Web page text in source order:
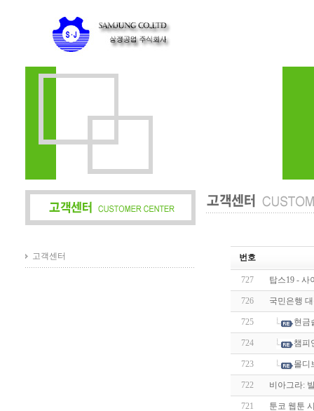
고객센터 번호
727 탑스19 - 사
726 국민은행
725 현금
724 챔피
723 몰디
722 비아그라:
721 툰코 웹툰